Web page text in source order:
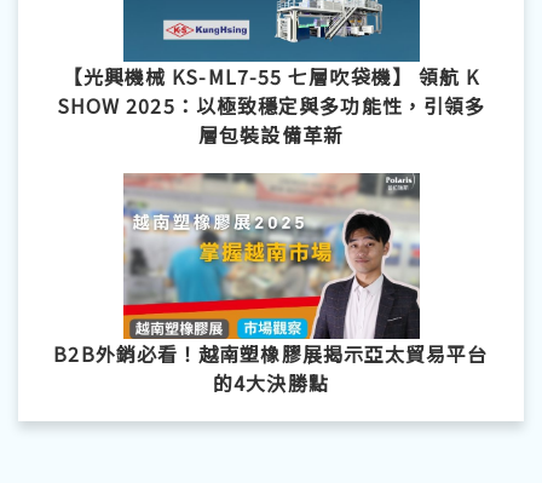
【光興機械 KS‑ML7‑55 七層吹袋機】 領航 K
SHOW 2025：以極致穩定與多功能性，引領多
層包裝設備革新
B2B外銷必看！越南塑橡膠展揭示亞太貿易平台
的4大決勝點